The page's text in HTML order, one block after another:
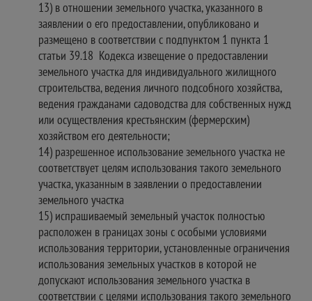
13) в отношении земельного участка, указанного в
заявлении о его предоставлении, опубликовано и
размещено в соответствии с подпунктом 1 пункта 1
статьи 39.18 Кодекса извещение о предоставлении
земельного участка для индивидуального жилищного
строительства, ведения личного подсобного хозяйства,
ведения гражданами садоводства для собственных нужд
или осуществления крестьянским (фермерским)
хозяйством его деятельности;
14) разрешенное использование земельного участка не
соответствует целям использования такого земельного
участка, указанным в заявлении о предоставлении
земельного участкa
15) испрашиваемый земельный участок полностью
расположен в границах зоны с особыми условиями
использования территории, установленные ограничения
использования земельных участков в которой не
допускают использования земельного участка в
соответствии с целями использования такого земельного